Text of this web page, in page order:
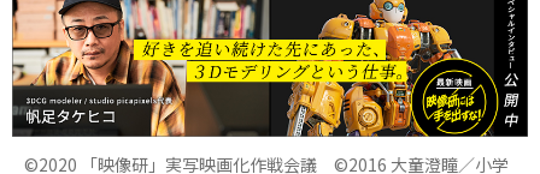
©2020 「映像研」実写映画化作戦会議 ©2016 大童澄瞳／小学